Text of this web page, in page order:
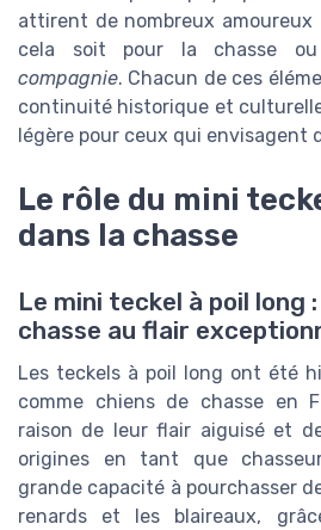
attirent de nombreux amoureux
cela soit pour la chasse
compagnie. Chacun de ces
continuité historique et
légère pour ceux qui envisagent
Le rôle du mini
dans la chasse
Le mini teckel à poil long
chasse au flair
Les teckels à poil long ont été
comme chiens de chasse en
raison de leur flair aiguisé et
origines en tant que
grande capacité à pourchasser
renards et les blaireaux,